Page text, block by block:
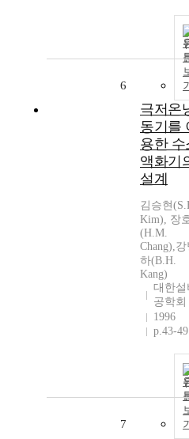
6
극저온
동기를
용한 수
액화기
설계
김승현
Kim), 장
(H.M.
Chang),
하(B.H.
Kang)
대한설
공학회
1996
p.43-49
7